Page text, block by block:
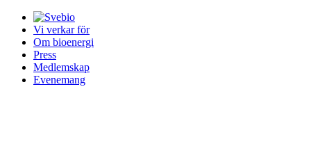
Vi verkar för
Om bioenergi
Press
Medlemskap
Evenemang